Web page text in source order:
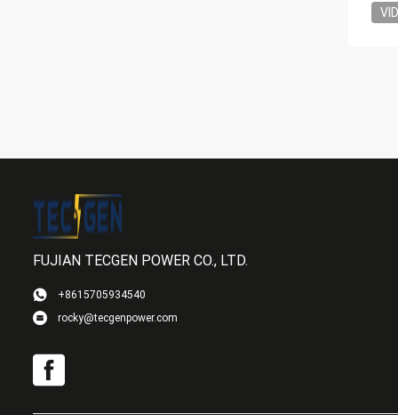
FUJIAN TECGEN POWER CO., LTD.
+8615705934540
rocky@tecgenpower.com